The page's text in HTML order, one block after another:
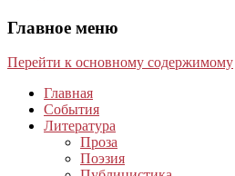
Главное меню
Перейти к основному содержимому
Главная
События
Литература
Проза
Поэзия